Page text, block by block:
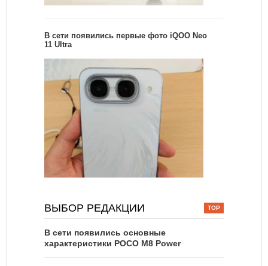
В сети появились первые фото iQOO Neo
11 Ultra
ВЫБОР РЕДАКЦИИ
В сети появились основные
характеристики POCO M8 Power